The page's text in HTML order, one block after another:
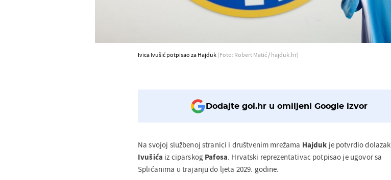
Ivica Ivušić potpisao za Hajduk (Foto: Robert Matić / hajduk.hr)
Dodajte gol.hr u omiljeni Google izvor
Na svojoj službenoj stranici i društvenim mrežama Hajduk je potvrdio dolazak
Ivušića iz ciparskog Pafosa. Hrvatski reprezentativac potpisao je ugovor sa
Splićanima u trajanju do ljeta 2029. godine.